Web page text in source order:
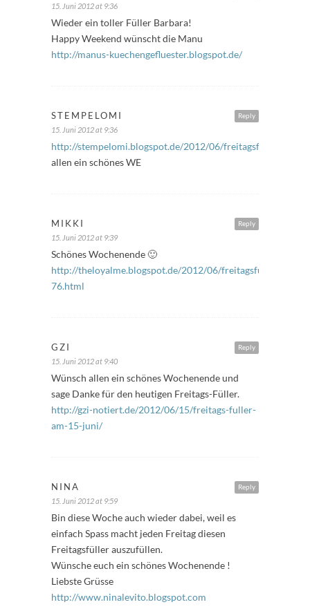
15. Juni 2012 at 9:36
Wieder ein toller Füller Barbara!
Happy Weekend wünscht die Manu
http://manus-kuechengefluester.blogspot.de/
Reply
STEMPELOMI
15. Juni 2012 at 9:36
http://stempelomi.blogspot.de/2012/06/
allen ein schönes WE
Reply
MIKKI
15. Juni 2012 at 9:39
Schönes Wochenende 🙂
http://theloyalme.blogspot.de/2012/06/freitagsfuller-
76.html
Reply
GZI
15. Juni 2012 at 9:40
Wünsch allen ein schönes Wochenende und
sage Danke für den heutigen Freitags-Füller.
http://gzi-notiert.de/2012/06/15/freitags-fuller-
am-15-juni/
Reply
NINA
15. Juni 2012 at 9:59
Bin diese Woche auch wieder dabei, weil es
einfach Spass macht jeden Freitag diesen
Freitagsfüller auszufüllen.
Wünsche euch ein schönes Wochenende !
Liebste Grüsse
http://www.ninalevito.blogspot.com